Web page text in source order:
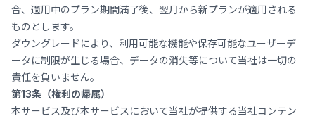
合、適用中のプラン期間満了後、翌月から新プランが適用される
ものとします。
ダウングレードにより、利用可能な機能や保存可能なユーザーデ
ータに制限が生じる場合、データの消失等について当社は一切の
責任を負いません。
第13条（権利の帰属）
本サービス及び本サービスにおいて当社が提供する当社コンテン